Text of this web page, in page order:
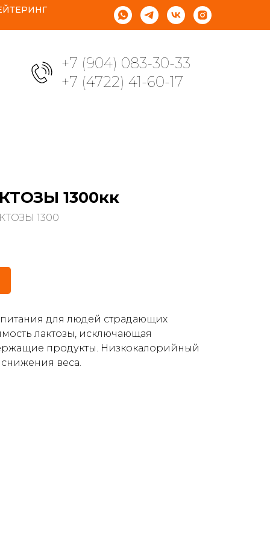
+7 (904) 083-30-33
+7 (4722) 41-60-17
1300кк
1300
для людей страдающих
лактозы, исключающая
продукты. Низкокалорийный
веса.